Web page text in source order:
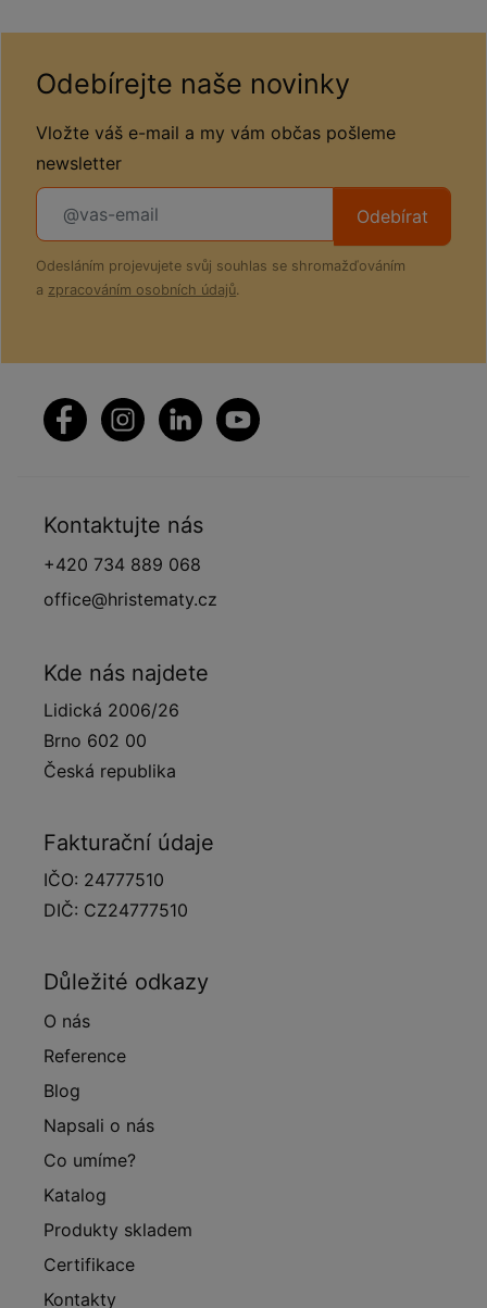
Odebírejte naše novinky
Vložte váš e-mail a my vám občas pošleme
newsletter
Odebírat
Odesláním projevujete svůj souhlas se shromažďováním
a zpracováním osobních údajů.
Kontaktujte nás
+420 734 889 068
office@hristematy.cz
Kde nás najdete
Lidická 2006/26
Brno 602 00
Česká republika
Fakturační údaje
IČO: 24777510
DIČ: CZ24777510
Důležité odkazy
O nás
Reference
Blog
Napsali o nás
Co umíme?
Katalog
Produkty skladem
Certifikace
Kontakty